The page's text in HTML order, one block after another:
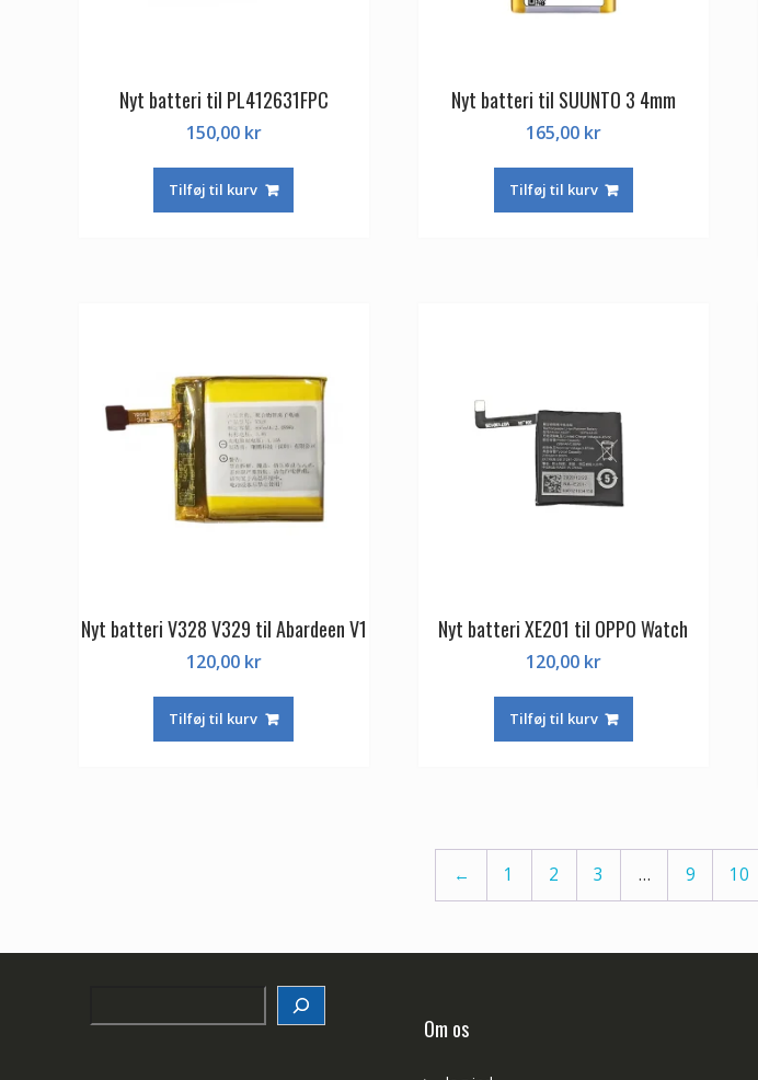
Nyt batteri til PL412631FPC
150,00 kr
Tilføj til kurv
Nyt batteri til SUUNTO 3 4mm
165,00 kr
Tilføj til kurv
Nyt batteri V328 V329 til Abardeen V1
120,00 kr
Tilføj til kurv
Nyt batteri XE201 til OPPO Watch
120,00 kr
Tilføj til kurv
← 1 2 3 … 9 10
Om os